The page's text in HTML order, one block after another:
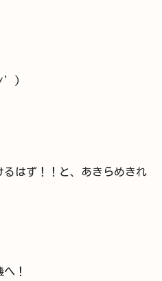
はず！！と、あきらめきれ
！